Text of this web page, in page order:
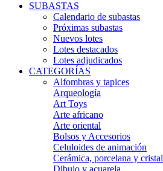
SUBASTAS
Calendario de subastas
Próximas subastas
Nuevos lotes
Lotes destacados
Lotes adjudicados
CATEGORÍAS
Alfombras y tapices
Arqueología
Art Toys
Arte africano
Arte oriental
Bolsos y Accesorios
Celuloides de animación
Cerámica, porcelana y cristal
Dibujo y acuarela